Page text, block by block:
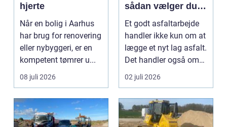
hjerte
Når en bolig i Aarhus
har brug for renovering
eller nybyggeri, er en
kompetent tømrer u...
08 juli 2026
sådan vælger du
den rette
samarbejdspartner
Et godt asfaltarbejde
handler ikke kun om at
lægge et nyt lag asfalt.
Det handler også om
planlægnin...
02 juli 2026